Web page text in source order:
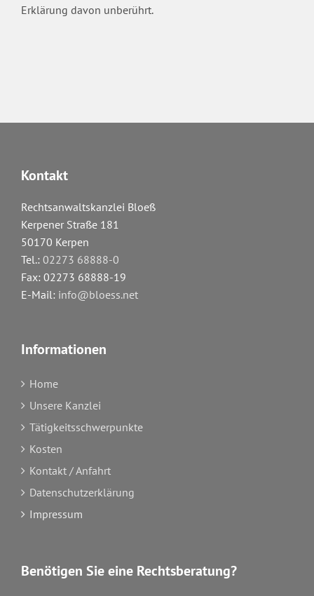
Erklärung davon unberührt.
Kontakt
Rechtsanwaltskanzlei Bloeß
Kerpener Straße 181
50170 Kerpen
Tel.: 02273 68888-0
Fax: 02273 68888-19
E-Mail: info@bloess.net
Informationen
Home
Unsere Kanzlei
Tätigkeitsschwerpunkte
Kosten
Kontakt / Anfahrt
Datenschutzerklärung
Impressum
Benötigen Sie eine Rechtsberatung?